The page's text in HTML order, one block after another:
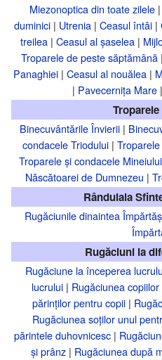
Miezonoptica din toate zilele |
duminici | Utrenia | Ceasul întâi |
treilea| Ceasul al șaselea|
Troparele de peste săptămână|
Panaghiei | Ceasul al nouălea |
| Pavecernița Mare|
Binecuvântările Învierii |
condacele Triodului|
Troparele și condacele Mineiului
Născătoarei de Dumnezeu |
Rânduiala
Rugăciunile dinaintea
Rugăciuni la
Rugăciune la începerea
lucrului | Rugăciunea
părinților pentru copii |
Rugăciunea soților unul
părintele duhovnicesc|
și prânz| Rugăciunea după